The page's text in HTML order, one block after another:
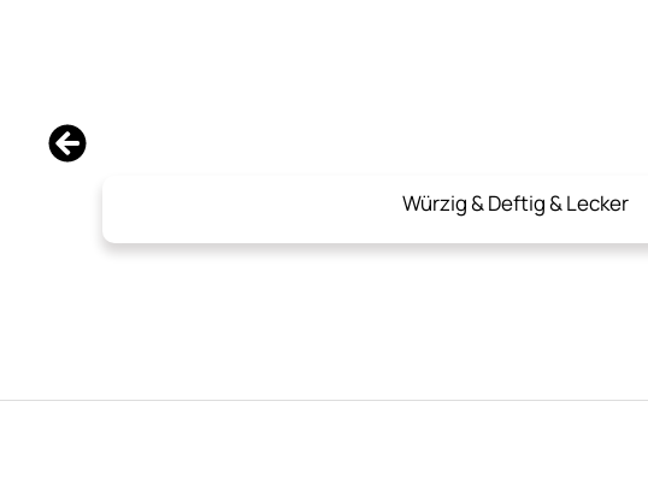
Würzig & Deftig & Lecker